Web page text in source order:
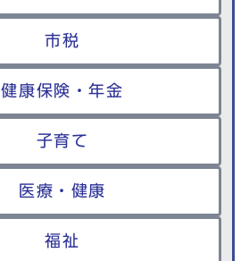
市税
健康保険・年金
子育て
医療・健康
福祉